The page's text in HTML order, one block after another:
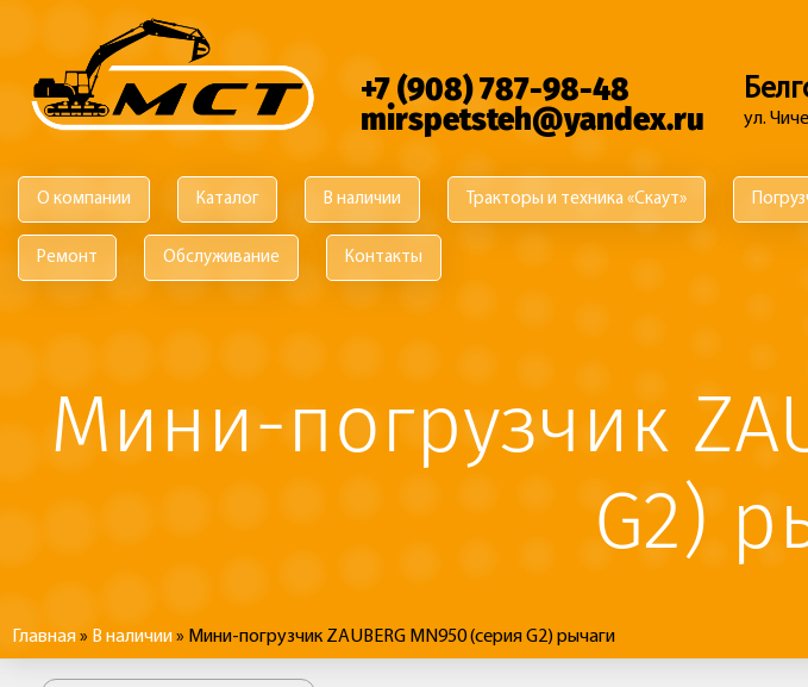
Перейти к основному содержанию
+7 (908) 787-98-48
mirspetsteh@yandex.ru
ул.
О компании Каталог В наличии Тракторы и техника «Скаут»
Ремонт Обслуживание Контакты
Мини-погрузчик
G2)
Вы здесь
Главная» В наличии» Мини-погрузчик ZAUBERG MN950 (серия G2) рычаги